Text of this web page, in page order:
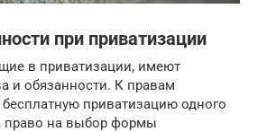
при приватизации
в приватизации, имеют
и обязанности. К правам
приватизацию одного
право на выбор формы